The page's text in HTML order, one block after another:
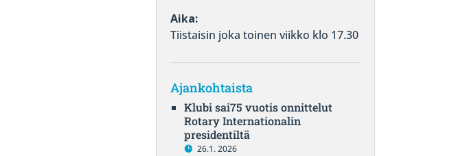
Aika:
Tiistaisin joka toinen viikko klo 17.30
Ajankohtaista
Klubi sai75 vuotis onnittelut
Rotary Internationalin
presidentiltä
26.1. 2026